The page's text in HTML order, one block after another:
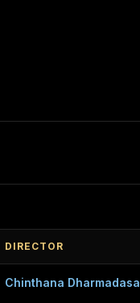
DIRECTOR
Chinthana Dharmadasa